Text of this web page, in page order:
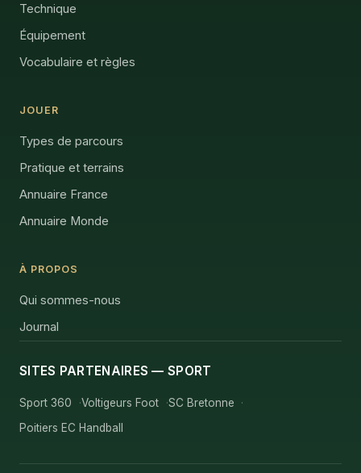
Technique
Équipement
Vocabulaire et règles
JOUER
Types de parcours
Pratique et terrains
Annuaire France
Annuaire Monde
À PROPOS
Qui sommes-nous
Journal
SITES PARTENAIRES — SPORT
Sport 360 Voltigeurs Foot
SC Bretonne
Poitiers EC Handball